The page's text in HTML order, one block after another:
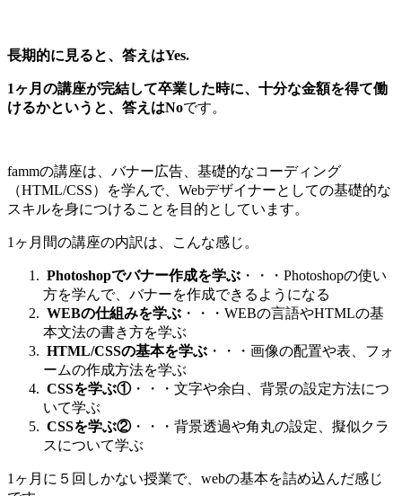
長期的に見ると、答えはYes.
1ヶ月の講座が完結して卒業した時に、十分な金額を得て働
けるかというと、答えはNoです。
fammの講座は、バナー広告、基礎的なコーディング
（HTML/CSS）を学んで、Webデザイナーとしての基礎的な
スキルを身につけることを目的としています。
1ヶ月間の講座の内訳は、こんな感じ。
Photoshopでバナー作成を学ぶ ・・・Photoshopの使い
方を学んで、バナーを作成できるようになる
WEBの仕組みを学ぶ ・・・WEBの言語やHTMLの基
本文法の書き方を学ぶ
HTML/CSSの基本を学ぶ ・・・画像の配置や表、フォ
ームの作成方法を学ぶ
CSSを学ぶ①・・・文字や余白、背景の設定方法につ
いて学ぶ
CSSを学ぶ②・・・背景透過や角丸の設定、擬似クラ
スについて学ぶ
1ヶ月に５回しかない授業で、webの基本を詰め込んだ感じ